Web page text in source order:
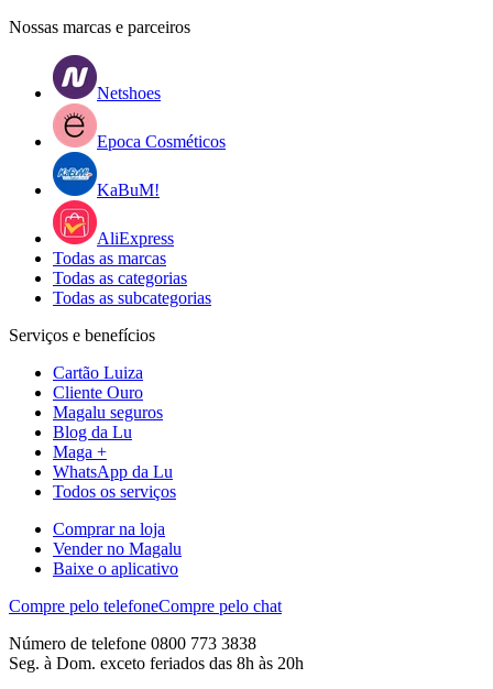
Nossas marcas e parceiros
Netshoes
Epoca Cosméticos
KaBuM!
AliExpress
Todas as marcas
Todas as categorias
Todas as subcategorias
Serviços e benefícios
Cartão Luiza
Cliente Ouro
Magalu seguros
Blog da Lu
Maga +
WhatsApp da Lu
Todos os serviços
Comprar na loja
Vender no Magalu
Baixe o aplicativo
Compre pelo telefoneCompre pelo chat
Número de telefone 0800 773 3838
Seg. à Dom. exceto feriados das 8h às 20h